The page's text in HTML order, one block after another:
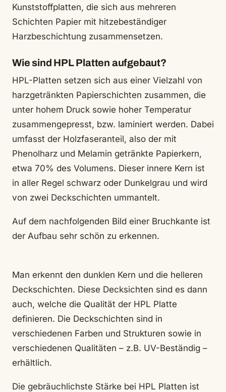
Kunststoffplatten, die sich aus mehreren
Schichten Papier mit hitzebeständiger
Harzbeschichtung zusammensetzen.
Wie sind HPL Platten aufgebaut?
HPL-Platten setzen sich aus einer Vielzahl von
harzgetränkten Papierschichten zusammen, die
unter hohem Druck sowie hoher Temperatur
zusammengepresst, bzw. laminiert werden. Dabei
umfasst der Holzfaseranteil, also der mit
Phenolharz und Melamin getränkte Papierkern,
etwa 70% des Volumens. Dieser innere Kern ist
in aller Regel schwarz oder Dunkelgrau und wird
von zwei Deckschichten ummantelt.
Auf dem nachfolgenden Bild einer Bruchkante ist
der Aufbau sehr schön zu erkennen.
Man erkennt den dunklen Kern und die helleren
Deckschichten. Diese Decksichten sind es dann
auch, welche die Qualität der HPL Platte
definieren. Die Deckschichten sind in
verschiedenen Farben und Strukturen sowie in
verschiedenen Qualitäten – z.B. UV-Beständig –
erhältlich.
Die gebräuchlichste Stärke bei HPL Platten ist